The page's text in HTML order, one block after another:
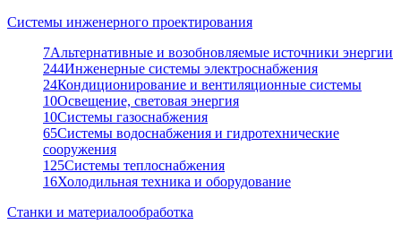
Системы инженерного проектирования
7Альтернативные и возобновляемые источники энергии
244Инженерные системы электроснабжения
24Кондиционирование и вентиляционные системы
10Освещение, световая энергия
10Системы газоснабжения
65Системы водоснабжения и гидротехнические
сооружения
125Системы теплоснабжения
16Холодильная техника и оборудование
Станки и материалообработка